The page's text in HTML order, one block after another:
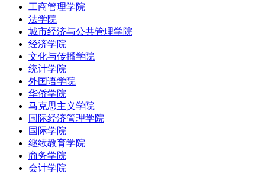
工商管理学院
法学院
城市经济与公共管理学院
经济学院
文化与传播学院
统计学院
外国语学院
华侨学院
马克思主义学院
国际经济管理学院
国际学院
继续教育学院
商务学院
会计学院